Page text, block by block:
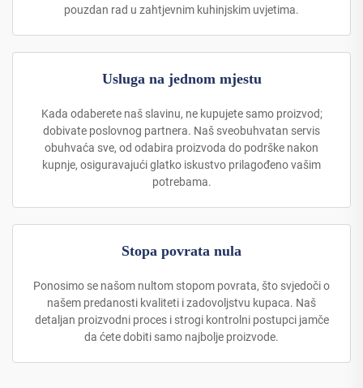
pouzdan rad u zahtjevnim kuhinjskim uvjetima.
Usluga na jednom mjestu
Kada odaberete naš slavinu, ne kupujete samo proizvod;
dobivate poslovnog partnera. Naš sveobuhvatan servis
obuhvaća sve, od odabira proizvoda do podrške nakon
kupnje, osiguravajući glatko iskustvo prilagođeno vašim
potrebama.
Stopa povrata nula
Ponosimo se našom nultom stopom povrata, što svjedoči o
našem predanosti kvaliteti i zadovoljstvu kupaca. Naš
detaljan proizvodni proces i strogi kontrolni postupci jamče
da ćete dobiti samo najbolje proizvode.